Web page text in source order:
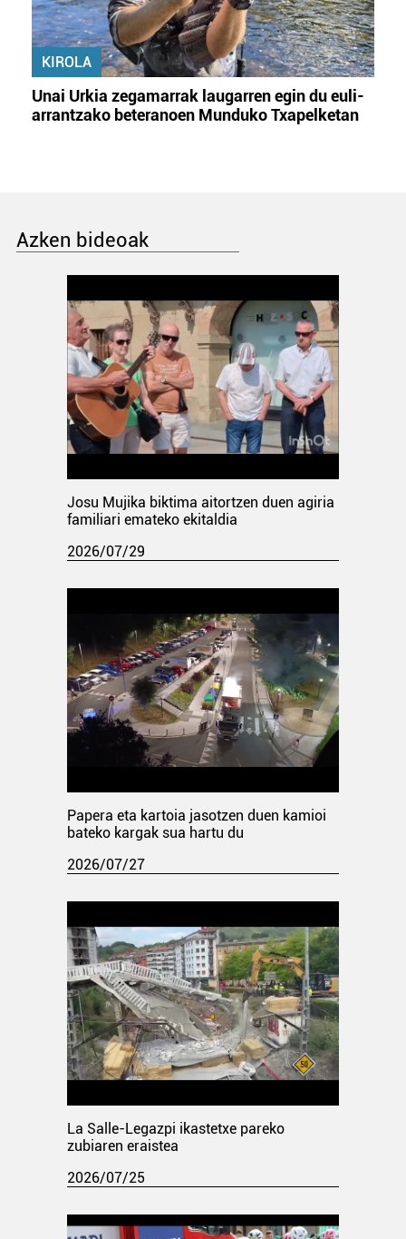
KIROLA
Unai Urkia zegamarrak laugarren egin du euli-
arrantzako beteranoen Munduko Txapelketan
Azken bideoak
Josu Mujika biktima aitortzen duen agiria
familiari emateko ekitaldia
2026/07/29
Papera eta kartoia jasotzen duen kamioi
bateko kargak sua hartu du
2026/07/27
La Salle-Legazpi ikastetxe pareko
zubiaren eraistea
2026/07/25